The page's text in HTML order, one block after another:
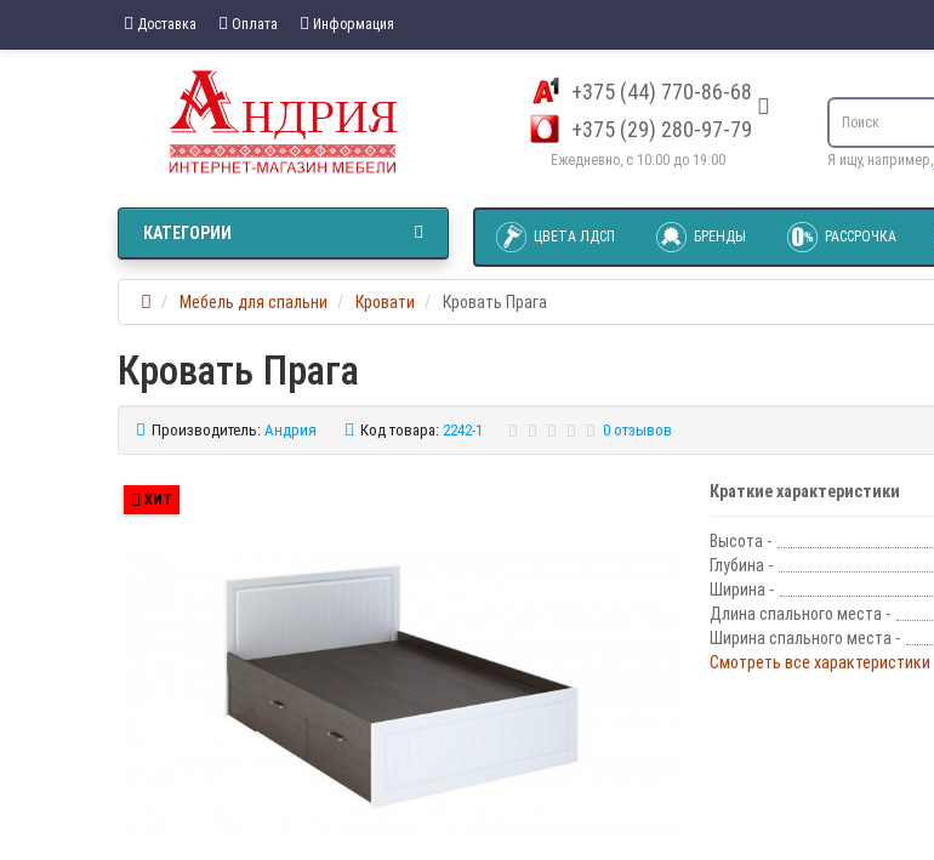
Доставка Оплата Информация
+375 (44) 770-86-68
+375 (29) 280-97-79
Ежедневно, с 10:00 до 19:00 Я ищу, например,
ЦВЕТА ЛДСП БРЕНДЫ РАССРОЧКА
КАТЕГОРИИ
Мебель для спальни Кровати Кровать Прага
Кровать Прага
Производитель: Андрия Код товара: 2242-1 0 отзывов
ХИТ Краткие характеристики
Высота -
Глубина -
Ширина -
Длина спального места -
Ширина спального места -
Смотреть все характеристики